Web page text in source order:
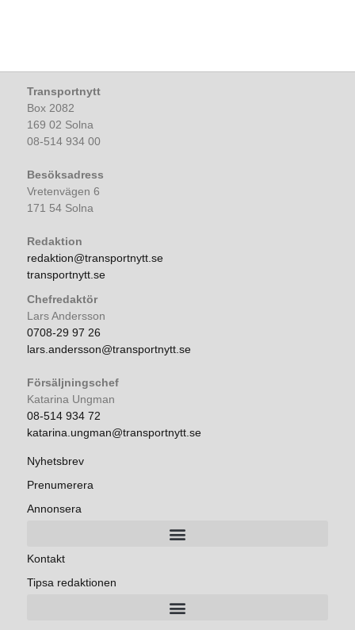
Transportnytt
Box 2082
169 02 Solna
08-514 934 00
Besöksadress
Vretenvägen 6
171 54 Solna
Redaktion
redaktion@transportnytt.se
transportnytt.se
Chefredaktör
Lars Andersson
0708-29 97 26
lars.andersson@transportnytt.se
Försäljningschef
Katarina Ungman
08-514 934 72
katarina.ungman@transportnytt.se
Nyhetsbrev
Prenumerera
Annonsera
Kontakt
Tipsa redaktionen